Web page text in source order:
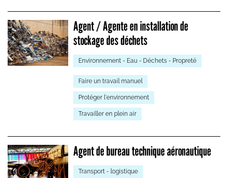
Agent / Agente en installation de
stockage des déchets
Environnement - Eau - Déchets - Propreté
Faire un travail manuel
Protéger l'environnement
Travailler en plein air
Agent de bureau technique aéronautique
Transport - logistique